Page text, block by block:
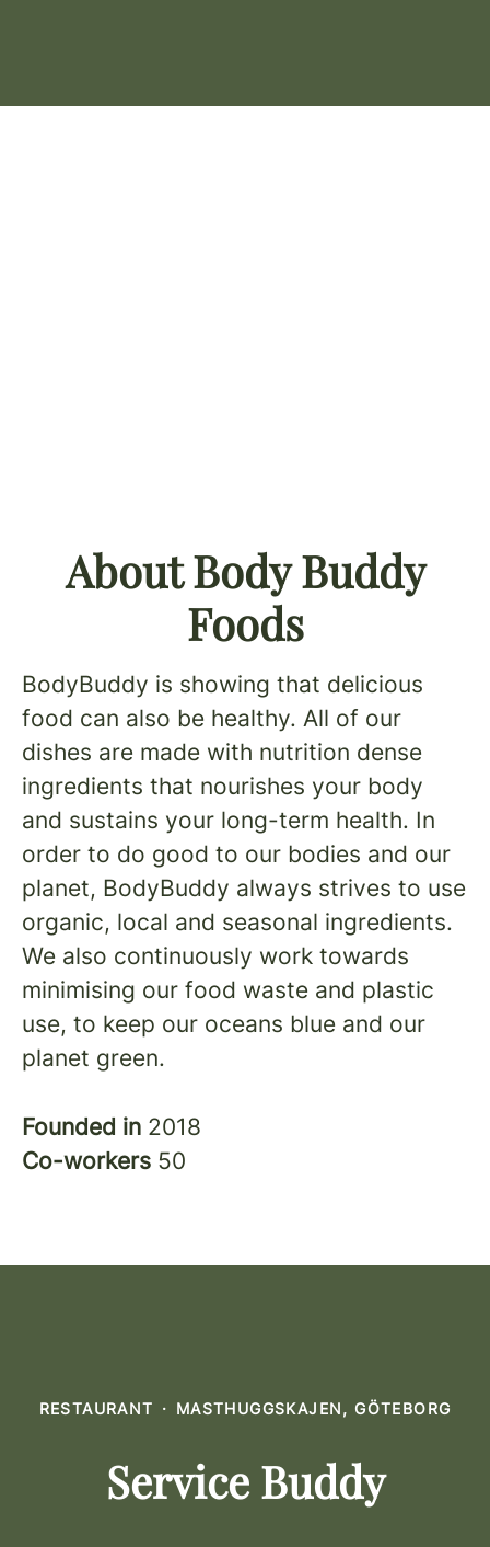
About Body Buddy
Foods
BodyBuddy is showing that delicious
food can also be healthy. All of our
dishes are made with nutrition dense
ingredients that nourishes your body
and sustains your long-term health. In
order to do good to our bodies and our
planet, BodyBuddy always strives to use
organic, local and seasonal ingredients.
We also continuously work towards
minimising our food waste and plastic
use, to keep our oceans blue and our
planet green.
Founded in 2018
Co-workers 50
RESTAURANT · MASTHUGGSKAJEN, GÖTEBORG
Service Buddy